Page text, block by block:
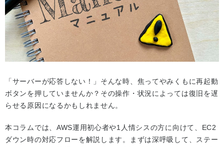
「サーバーが応答しない！」そんな時、焦ってやみくもに再起動
ボタンを押していませんか？その操作・状況によっては復旧を遅
らせる原因になるかもしれません。
本コラムでは、AWS運用初心者や1人情シスの方に向けて、EC2
ダウン時の対応フローを解説します。まずは深呼吸して、ステー